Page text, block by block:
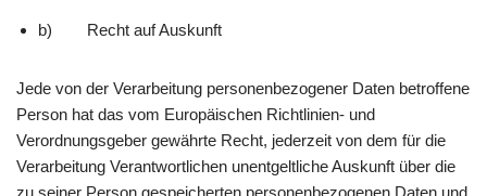
b) Recht auf Auskunft
Jede von der Verarbeitung personenbezogener Daten betroffene
Person hat das vom Europäischen Richtlinien- und
Verordnungsgeber gewährte Recht, jederzeit von dem für die
Verarbeitung Verantwortlichen unentgeltliche Auskunft über die
zu seiner Person gespeicherten personenbezogenen Daten und